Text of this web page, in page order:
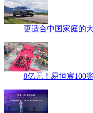
更适合中国家庭的
8亿元！易恒宸100